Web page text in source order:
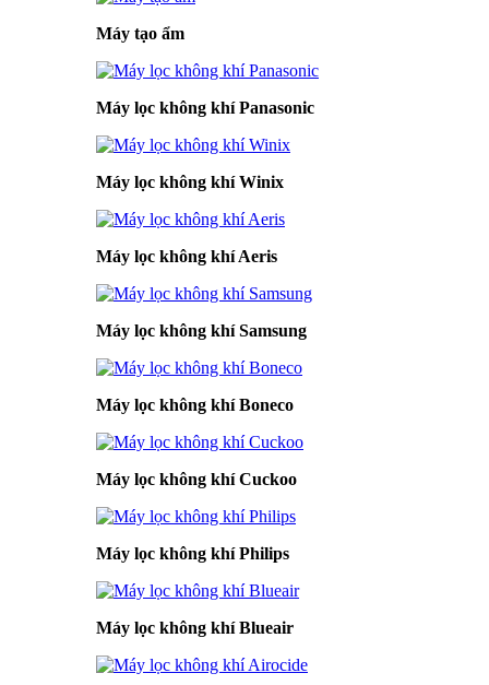
Máy tạo ẩm
Máy lọc không khí Panasonic
Máy lọc không khí Winix
Máy lọc không khí Aeris
Máy lọc không khí Samsung
Máy lọc không khí Boneco
Máy lọc không khí Cuckoo
Máy lọc không khí Philips
Máy lọc không khí Blueair